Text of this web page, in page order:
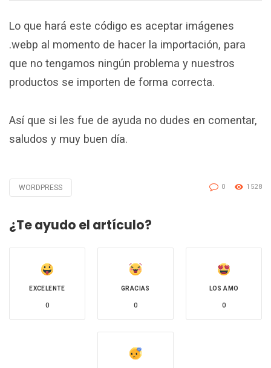
Lo que hará este código es aceptar imágenes
.webp al momento de hacer la importación, para
que no tengamos ningún problema y nuestros
productos se importen de forma correcta.
Así que si les fue de ayuda no dudes en comentar,
saludos y muy buen día.
Tagged
WORDPRESS 0 1528
¿Te ayudo el artículo?
EXCELENTE
0
GRACIAS
0
LOS AMO
0